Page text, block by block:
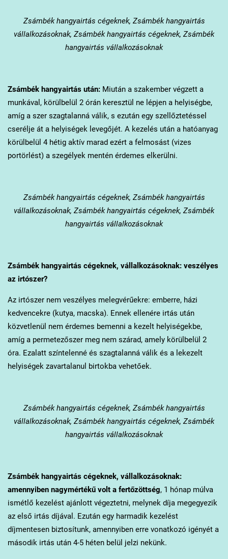
Zsámbékhangyairtás cégeknek, Zsámbék hangyairtás
vállalkozásoknak, Zsámbék hangyairtás cégeknek, Zsámbék
hangyairtás vállalkozásoknak
Zsámbékhangyairtás után:Miután a szakember végzett a
munkával, körülbelül 2 órán keresztül ne lépjen a helyiségbe,
amíg a szer szagtalanná válik, s ezután egy szellőztetéssel
cserélje át a helyiségek levegőjét. A kezelés után a hatóanyag
körülbelül 4 hétig aktív marad ezért a felmosást (vizes
portörlést) a szegélyek mentén érdemes elkerülni.
Zsámbékhangyairtás cégeknek, Zsámbék hangyairtás
vállalkozásoknak, Zsámbék hangyairtás cégeknek, Zsámbék
hangyairtás vállalkozásoknak
Zsámbékhangyairtás cégeknek, vállalkozásoknak: veszélyes
az irtószer?
Az irtószer nem veszélyes melegvérűekre: emberre, házi
kedvencekre (kutya, macska). Ennek ellenére irtás után
közvetlenül nem érdemes bemenni a kezelt helyiségekbe,
amíg a permetezőszer meg nem szárad, amely körülbelül 2
óra. Ezalatt színtelenné és szagtalanná válik és a lekezelt
helyiségek zavartalanul birtokba vehetőek.
Zsámbékhangyairtás cégeknek, Zsámbék hangyairtás
vállalkozásoknak, Zsámbék hangyairtás cégeknek, Zsámbék
hangyairtás vállalkozásoknak
Zsámbékhangyairtás cégeknek, vállalkozásoknak:
amennyiben nagymértékű volt a fertőzöttség, 1 hónap múlva
ismétlő kezelést ajánlott végeztetni, melynek díja megegyezik
az első irtás díjával. Ezután egy harmadik kezelést
díjmentesen biztosítunk, amennyiben erre vonatkozó igényét a
második irtás után 4-5 héten belül jelzi nekünk.